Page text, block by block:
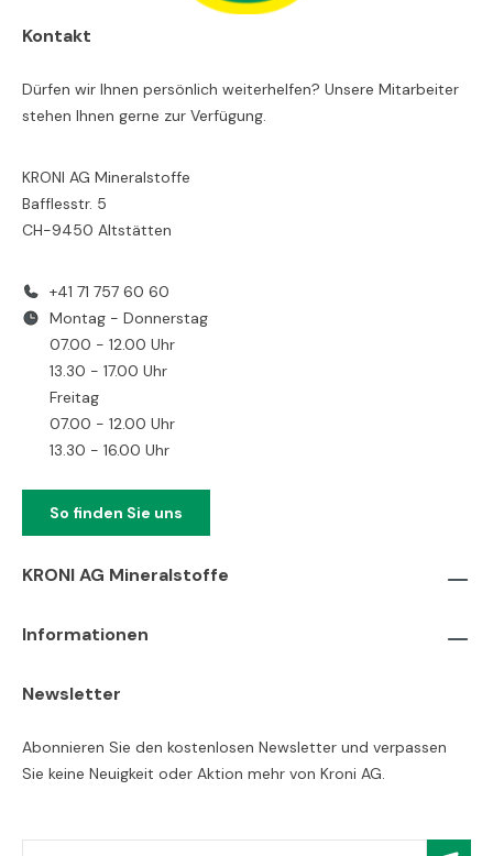
Kontakt
Dürfen wir Ihnen persönlich weiterhelfen? Unsere Mitarbeiter
stehen Ihnen gerne zur Verfügung.
KRONI AG Mineralstoffe
Bafflesstr. 5
CH-9450 Altstätten
+41 71 757 60 60
Montag - Donnerstag
07.00 - 12.00 Uhr
13.30 - 17.00 Uhr
Freitag
07.00 - 12.00 Uhr
13.30 - 16.00 Uhr
So finden Sie uns
KRONI AG Mineralstoffe
Informationen
Newsletter
Abonnieren Sie den kostenlosen Newsletter und verpassen
Sie keine Neuigkeit oder Aktion mehr von Kroni AG.